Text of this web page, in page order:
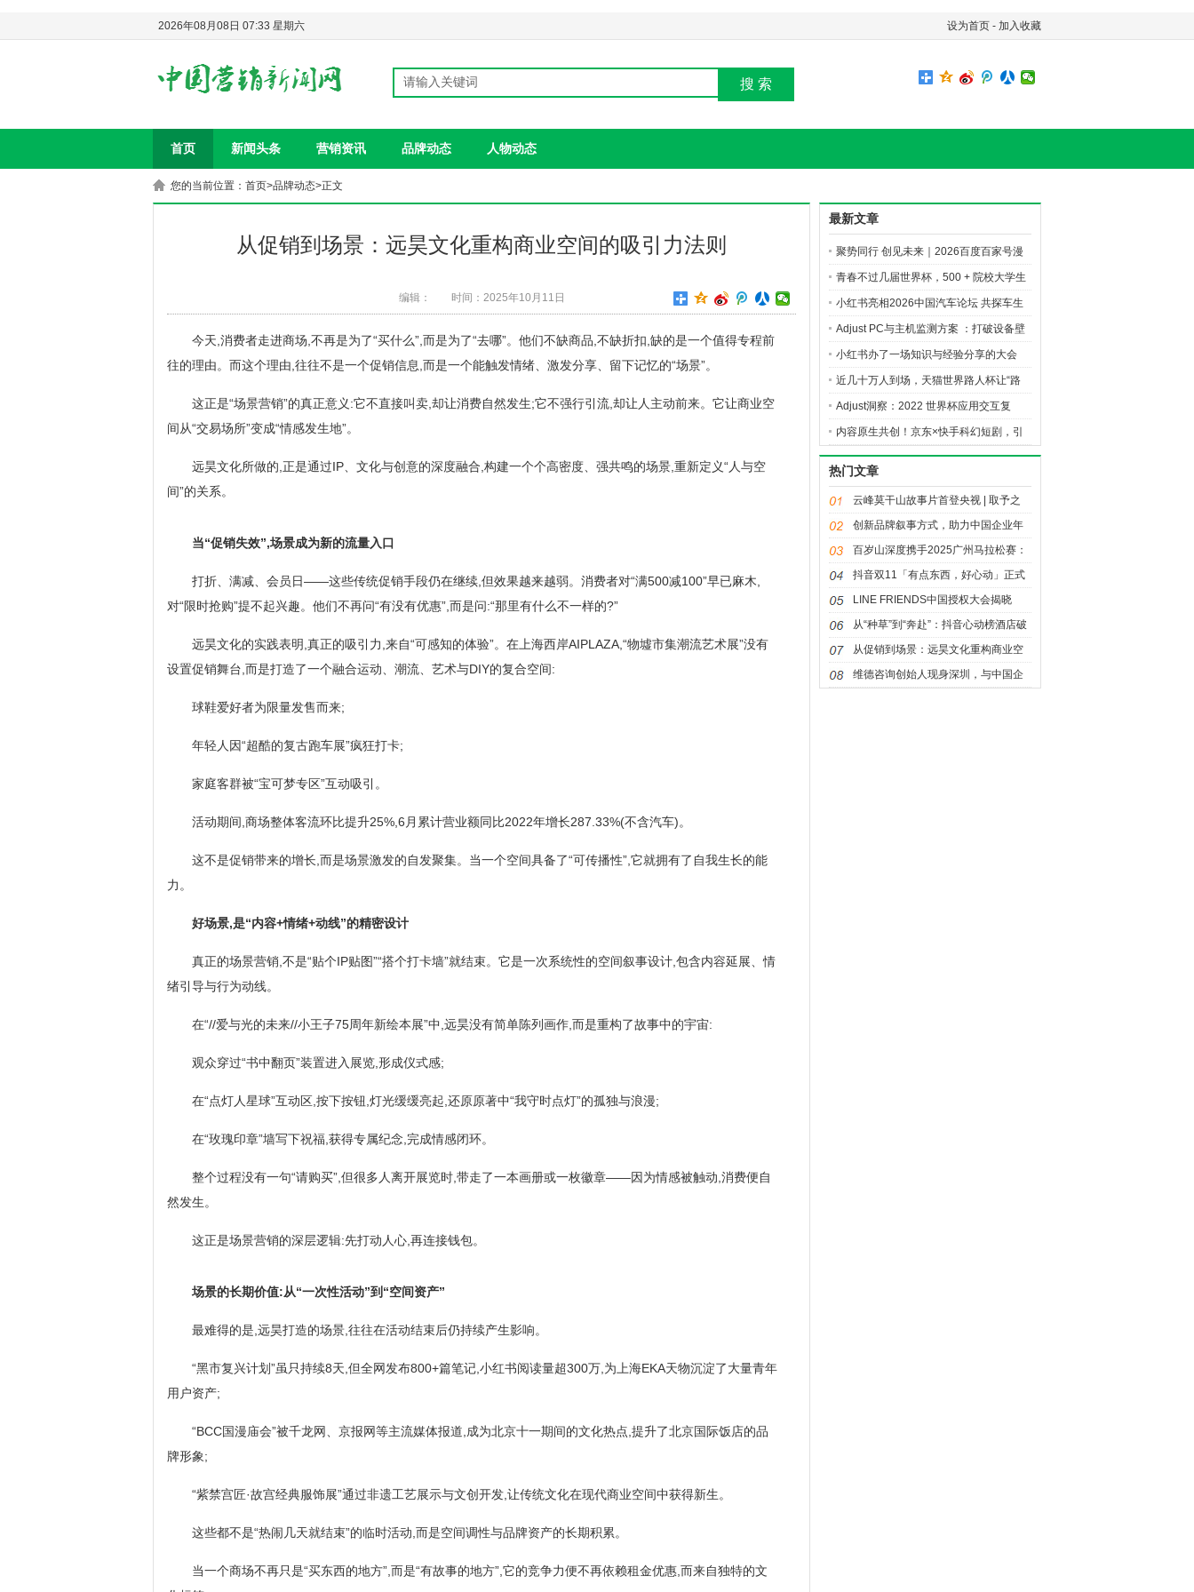
设为首页 - 加入收藏
2026年08月08日 07:33 星期六
搜 索
首页 新闻头条 营销资讯 品牌动态 人物动态
您的当前位置： 首页>品牌动态>正文
从促销到场景：远昊文化重构商业空间的吸引力法则
编辑： 时间：2025年10月11日
今天,消费者走进商场,不再是为了“买什么”,而是为了“去哪”。他们不缺商品,不缺折扣,缺的是一个值得专程前
往的理由。而这个理由,往往不是一个促销信息,而是一个能触发情绪、激发分享、留下记忆的“场景”。
这正是“场景营销”的真正意义:它不直接叫卖,却让消费自然发生;它不强行引流,却让人主动前来。它让商业空
间从“交易场所”变成“情感发生地”。
远昊文化所做的,正是通过IP、文化与创意的深度融合,构建一个个高密度、强共鸣的场景,重新定义“人与空
间”的关系。
当“促销失效”,场景成为新的流量入口
打折、满减、会员日——这些传统促销手段仍在继续,但效果越来越弱。消费者对“满500减100”早已麻木,
对“限时抢购”提不起兴趣。他们不再问“有没有优惠”,而是问:“那里有什么不一样的?”
远昊文化的实践表明,真正的吸引力,来自“可感知的体验”。在上海西岸AIPLAZA,“物墟市集潮流艺术展”没有
设置促销舞台,而是打造了一个融合运动、潮流、艺术与DIY的复合空间:
球鞋爱好者为限量发售而来;
年轻人因“超酷的复古跑车展”疯狂打卡;
家庭客群被“宝可梦专区”互动吸引。
活动期间,商场整体客流环比提升25%,6月累计营业额同比2022年增长287.33%(不含汽车)。
这不是促销带来的增长,而是场景激发的自发聚集。当一个空间具备了“可传播性”,它就拥有了自我生长的能
力。
好场景,是“内容+情绪+动线”的精密设计
真正的场景营销,不是“贴个IP贴图”“搭个打卡墙”就结束。它是一次系统性的空间叙事设计,包含内容延展、情
绪引导与行为动线。
在“//爱与光的未来//小王子75周年新绘本展”中,远昊没有简单陈列画作,而是重构了故事中的宇宙:
观众穿过“书中翻页”装置进入展览,形成仪式感;
在“点灯人星球”互动区,按下按钮,灯光缓缓亮起,还原原著中“我守时点灯”的孤独与浪漫;
在“玫瑰印章”墙写下祝福,获得专属纪念,完成情感闭环。
整个过程没有一句“请购买”,但很多人离开展览时,带走了一本画册或一枚徽章——因为情感被触动,消费便自
然发生。
这正是场景营销的深层逻辑:先打动人心,再连接钱包。
场景的长期价值:从“一次性活动”到“空间资产”
最难得的是,远昊打造的场景,往往在活动结束后仍持续产生影响。
“黑市复兴计划”虽只持续8天,但全网发布800+篇笔记,小红书阅读量超300万,为上海EKA天物沉淀了大量青年
用户资产;
“BCC国漫庙会”被千龙网、京报网等主流媒体报道,成为北京十一期间的文化热点,提升了北京国际饭店的品
牌形象;
“紫禁宫匠·故宫经典服饰展”通过非遗工艺展示与文创开发,让传统文化在现代商业空间中获得新生。
这些都不是“热闹几天就结束”的临时活动,而是空间调性与品牌资产的长期积累。
当一个商场不再只是“买东西的地方”,而是“有故事的地方”,它的竞争力便不再依赖租金优惠,而来自独特的文
最新文章
聚势同行 创见未来｜2026百度百家号漫
剧创作先享会精彩直击
青春不过几届世界杯，500 + 院校大学生
的 AI 逐梦之旅
小红书亮相2026中国汽车论坛 共探车生
活行业新增长
Adjust PC与主机监测方案 ：打破设备壁
垒，洞悉玩家全旅程
小红书办了一场知识与经验分享的大会
近几十万人到场，天猫世界路人杯让“路
人”球迷坐上主桌
Adjust洞察：2022 世界杯应用交互复
盘，解锁 2026 赛事营销启示
内容原生共创！京东×快手科幻短剧，引
爆夏日降温家电消费热潮
热门文章
云峰莫干山故事片首登央视 | 取予之
间，天下安居
创新品牌叙事方式，助力中国企业年
轻化发展——《大国品牌》之“我说我
品牌”创新传播活动
百岁山深度携手2025广州马拉松赛：
让奔跑闪耀湾区，让坚持值得珍视
抖音双11「有点东西，好心动」正式
官宣，重磅内容惊喜来袭！
LINE FRIENDS中国授权大会揭晓
2026年战略：聚焦多元IP生态、年轻
流量场域与经典价值焕新
从“种草”到“奔赴”：抖音心动榜酒店破
局“情绪经济”，再造旅行消费需求
从促销到场景：远昊文化重构商业空
间的吸引力法则
维德咨询创始人现身深圳，与中国企